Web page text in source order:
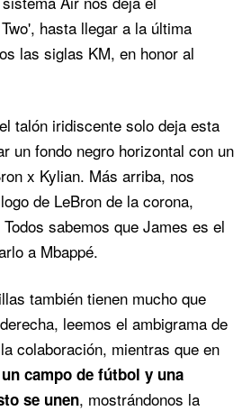
hasta llegar a la última
las siglas KM, en honor al
talón iridiscente solo deja esta
un fondo negro horizontal con un
x Kylian. Más arriba, nos
de LeBron de la corona,
sabemos que James es el
a Mbappé.
también tienen mucho que
leemos el ambigrama de
colaboración, mientras que en
un campo de fútbol y una
se unen, mostrándonos la